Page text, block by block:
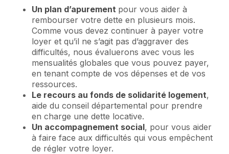
Un plan d’apurement pour vous aider à
rembourser votre dette en plusieurs mois.
Comme vous devez continuer à payer votre
loyer et qu’il ne s’agit pas d’aggraver des
difficultés, nous évaluerons avec vous les
mensualités globales que vous pouvez payer,
en tenant compte de vos dépenses et de vos
ressources.
Le recours au fonds de solidarité logement,
aide du conseil départemental pour prendre
en charge une dette locative.
Un accompagnement social, pour vous aider
à faire face aux difficultés qui vous empêchent
de régler votre loyer.